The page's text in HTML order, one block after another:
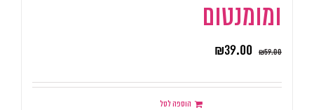
ומומנטום
₪59.00
₪39.00
הוספה לסל